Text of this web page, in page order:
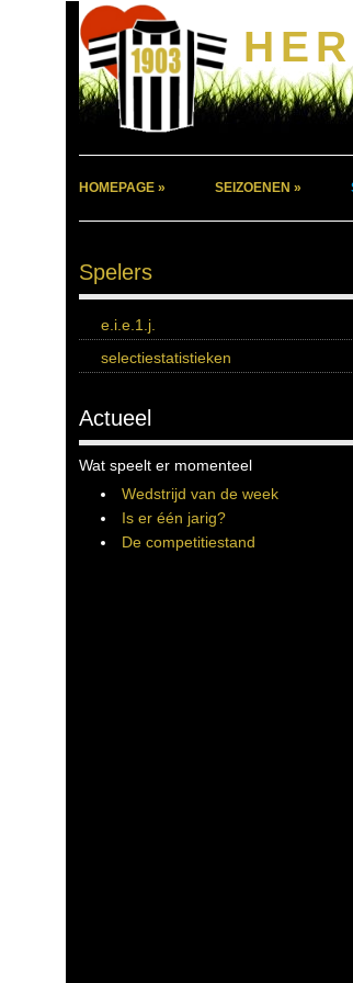
HOMEPAGE » SEIZOENEN »
Spelers
e.i.e.1.j.
selectiestatistieken
Actueel
Wat speelt er momenteel
Wedstrijd van de week
Is er één jarig?
De competitiestand